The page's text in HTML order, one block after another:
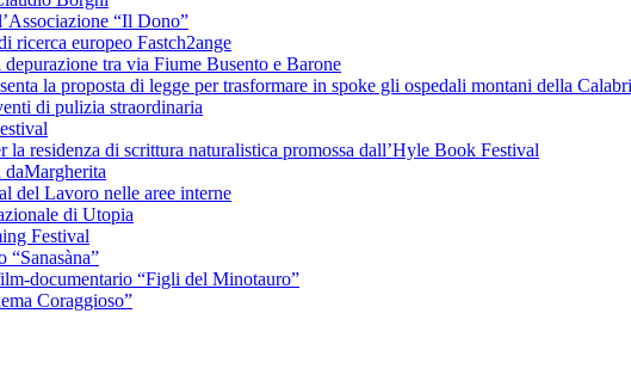
“Il Dono”
europeo Fastch2ange
tra via Fiume Busento e Barone
la proposta di legge per trasformare in spoke gli ospedali montani della
di pulizia straordinaria
residenza di scrittura naturalistica promossa dall’Hyle Book Festival
Lavoro nelle aree interne
di Utopia
Festival
documentario “Figli del Minotauro”
Coraggioso”